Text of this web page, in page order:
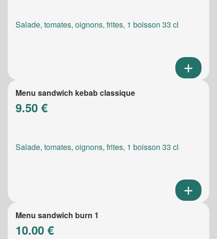
Salade, tomates, oignons, frites, 1 boisson 33 cl
Menu sandwich kebab classique
9.50 €
Salade, tomates, oignons, frites, 1 boisson 33 cl
Menu sandwich burn 1
10.00 €